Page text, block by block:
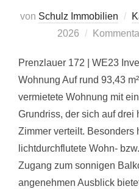
von Schulz Immobilien
2026
Prenzlauer 172 | WE23
Wohnung Auf rund 93,43
vermietete Wohnung mit
Grundriss, der sich auf drei
Zimmer verteilt. Besonders
lichtdurchflutete Wohn-
Zugang zum sonnigen
angenehmen Ausblick